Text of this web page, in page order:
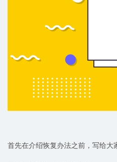
首先在介绍恢复办法之前，写给